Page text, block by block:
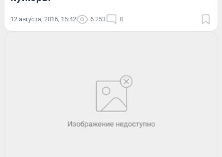
12 августа, 2016, 15:42 6 253 8